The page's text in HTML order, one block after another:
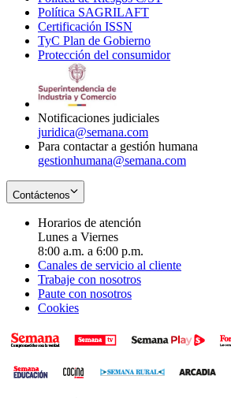
Política SAGRILAFT
new
window
Certificación ISSN
in
new
TyC Plan de Gobierno
in
Protección del consumidorOpens
Notificaciones judiciales
juridica@semana.com
Para contactar a gestión humana
gestionhumana@semana.com
Contáctenos
Horarios de atención
Lunes a Viernes
8:00 a.m. a 6:00 p.m.
Canales de servicio al cliente
Trabaje con nosotros
Paute con nosotros
Cookies